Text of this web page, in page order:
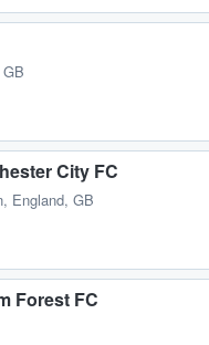
City FC
England, GB
Forest FC